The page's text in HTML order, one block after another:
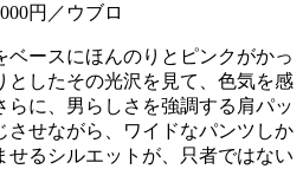
円／ウブロ
ースにほんのりとピンクがかっ
としたその光沢を見て、色気を感
らに、男らしさを強調する肩パッ
させながら、ワイドなパンツしか
せるシルエットが、只者ではない